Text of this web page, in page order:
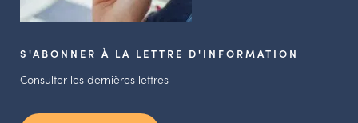
S'ABONNER À LA LETTRE D'INFORMATION
Consulter les dernières lettres